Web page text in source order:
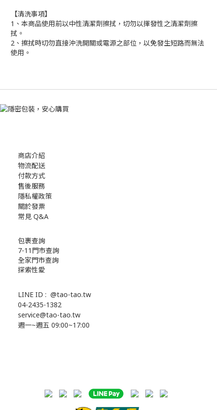
【清洗事項】
1、本商品使用前以中性清潔劑擦拭，切勿以揮發性之清潔劑擦
拭。
2、擦拭時切勿直接沖洗開關或電源之部位，以免發生短路而無法
使用。
商店介紹
物流配送
付款方式
售後服務
隱私權政策
關於發票
常見 Q&A
包裹查詢
7-11門市查詢
全家門市查詢
探索性愛
LINE ID : @tao-tao.tw
04-2435-1382
service@tao-tao.tw
週一~週五 09:00~17:00